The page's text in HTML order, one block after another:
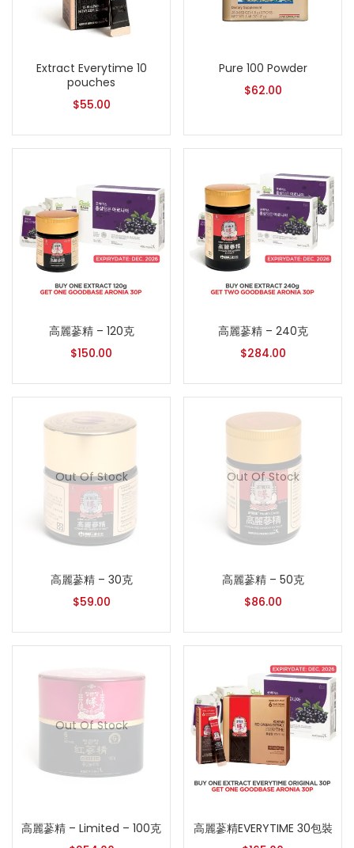
Extract Everytime 10
pouches
$55.00
Pure 100 Powder
$62.00
高麗蔘精 – 120克
$150.00
高麗蔘精 – 240克
$284.00
Out Of Stock
高麗蔘精 – 30克
$59.00
Out Of Stock
高麗蔘精 – 50克
$86.00
Out Of Stock
高麗蔘精 – Limited – 100克
高麗蔘精EVERYTIME 30包裝